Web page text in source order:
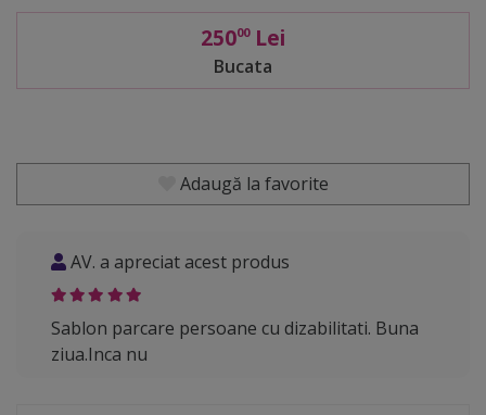
25000Lei
Bucata
Adaugă la favorite
AV. a apreciat acest produs
Sablon parcare persoane cu dizabilitati. Buna
ziua.Inca nu